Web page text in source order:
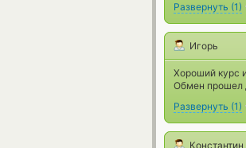
Развернуть (1)
Игорь
Хороший курс
Обмен прошел
Развернуть (1)
Константин